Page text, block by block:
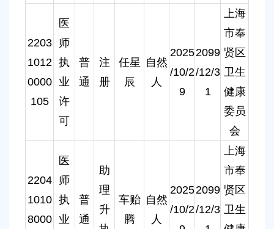
2203
1012
0000
105
医
师
执
业
许
可
普
通
注
册
任星
辰
自然
人
2025
/10/2
9
2099
/12/3
1
上海
市奉
贤区
卫生
健康
委员
会
2204
1010
8000
医
师
执
业
普
通
助
理
升
车贻
腾
自然
人
2025
/10/2
2099
/12/3
上海
市奉
贤区
卫生